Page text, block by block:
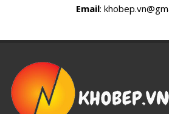
Email: